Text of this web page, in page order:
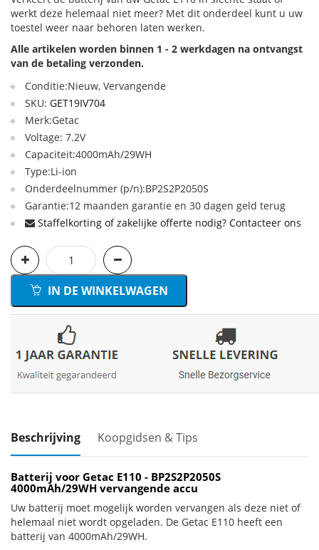
werkt deze helemaal niet meer? Met dit onderdeel kunt u uw
toestel weer naar behoren laten werken.
Alle artikelen worden binnen 1 - 2 werkdagen na ontvangst
van de betaling verzonden.
Conditie:Nieuw, Vervangende
SKU: GET19IV704
Merk:Getac
Voltage: 7.2V
Capaciteit:4000mAh/29WH
Type:Li-ion
Onderdeelnummer (p/n):BP2S2P2050S
Garantie:12 maanden garantie en 30 dagen geld terug
Staffelkorting of zakelijke offerte nodig? Contacteer ons
IN DE WINKELWAGEN
Beschrijving Koopgidsen & Tips
Batterij voor Getac E110 - BP2S2P2050S
4000mAh/29WH vervangende accu
Uw batterij moet mogelijk worden vervangen als deze niet of
helemaal niet wordt opgeladen. De Getac E110 heeft een
batterij van 4000mAh/29WH.